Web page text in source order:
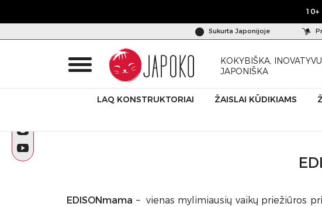
10+
Sukurta Japonijoje
KOKYBIŠKA,
JAPONIŠKA
LAQ KONSTRUKTORIAI ŽAISLAI KŪDIKIAMS
EDISONmama – vienas mylimiausių vaikų priežiūros